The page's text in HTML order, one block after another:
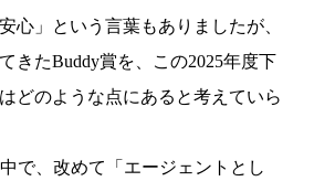
心」という言葉もありましたが、
きたBuddy賞を、この2025年度下
どのような点にあると考えていら
で、改めて「エージェントとし